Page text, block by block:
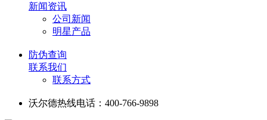
新闻资讯
公司新闻
明星产品
防伪查询
联系我们
联系方式
沃尔德热线电话：400-766-9898